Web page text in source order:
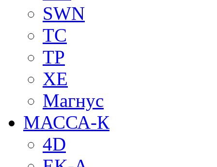
SWN
TC
TP
XE
Магнус
МАССА-К
4D